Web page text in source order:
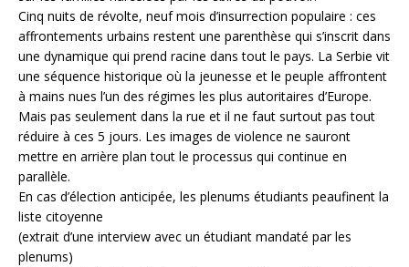
Cinq nuits de révolte, neuf mois d’insurrection populaire : ces
affrontements urbains restent une parenthèse qui s’inscrit dans
une dynamique qui prend racine dans tout le pays. La Serbie vit
une séquence historique où la jeunesse et le peuple affrontent
à mains nues l’un des régimes les plus autoritaires d’Europe.
Mais pas seulement dans la rue et il ne faut surtout pas tout
réduire à ces 5 jours. Les images de violence ne sauront
mettre en arrière plan tout le processus qui continue en
parallèle.
En cas d’élection anticipée, les plenums étudiants peaufinent la
liste citoyenne
(extrait d’une interview avec un étudiant mandaté par les
plenums)